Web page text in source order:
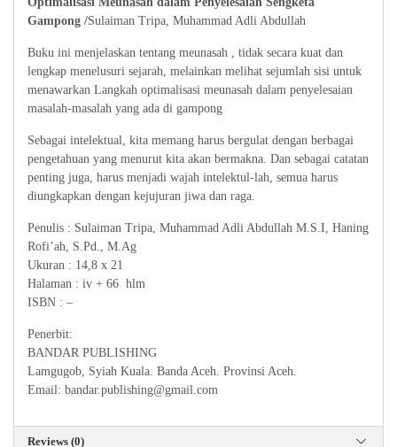
Gampong /Sulaiman Tripa, Muhammad Adli Abdullah
Buku ini menjelaskan tentang meunasah , tidak secara kuat dan
lengkap menelusuri sejarah, melainkan melihat sejumlah sisi untuk
menawarkan Langkah optimalisasi meunasah dalam penyelesaian
masalah-masalah yang ada di gampong
Sebagai intelektual, kita memang harus bergulat dengan berbagai
pengetahuan yang menurut kita akan bermakna. Dan sebagai catatan
penting juga, harus menjadi wajah intelektul-lah, semua harus
diungkapkan dengan kejujuran jiwa dan raga.
Penulis : Sulaiman Tripa, Muhammad Adli Abdullah M.S.I, Haning
Rofi’ah, S.Pd., M.Ag
Ukuran : 14,8 x 21
Halaman : iv + 66 hlm
ISBN : –
Penerbit:
BANDAR PUBLISHING
Lamgugob, Syiah Kuala. Banda Aceh. Provinsi Aceh.
Email: bandar.publishing@gmail.com
Reviews (0)